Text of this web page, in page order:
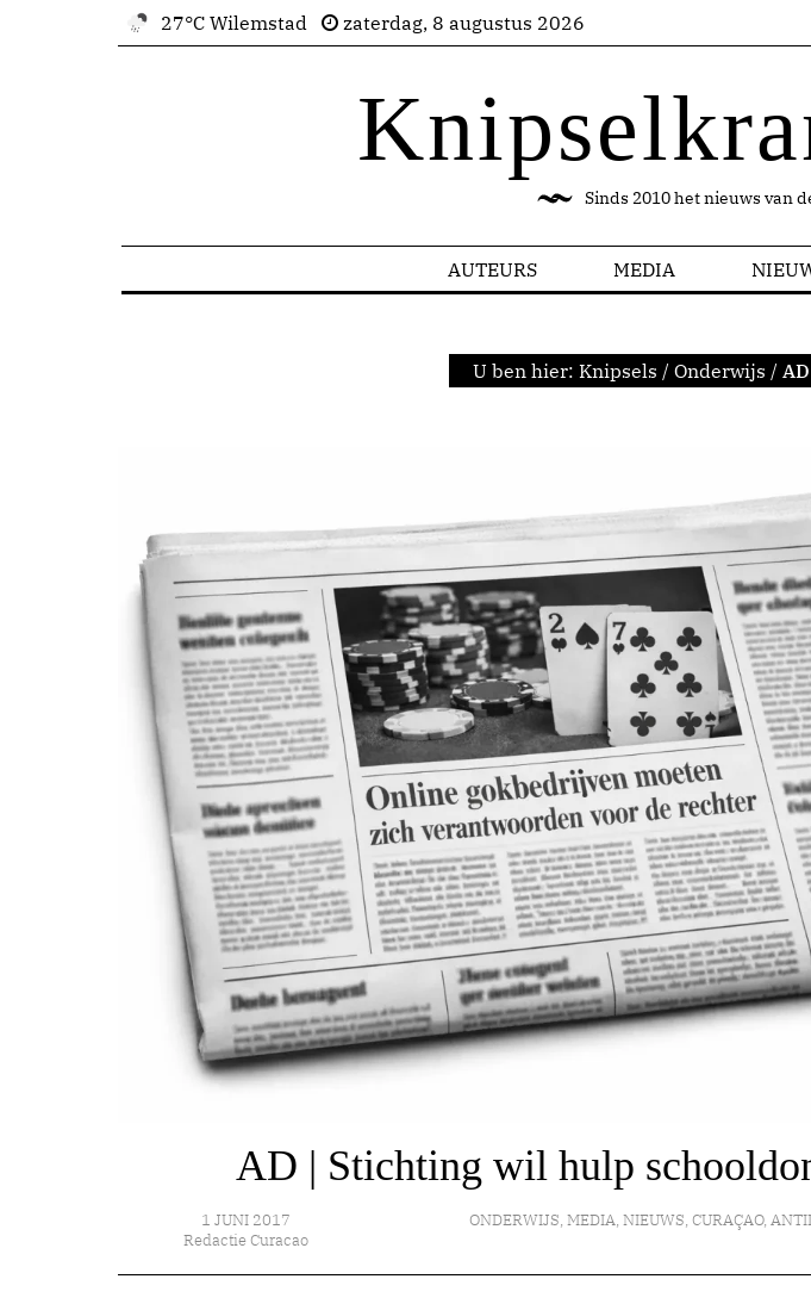
27°C Wilemstad zaterdag, 8 augustus 2026
Sinds 2010 het nieuws van
AUTEURS MEDIA
U ben hier: Knipsels / Onderwijs /
AD | Stichting wil hulp
1 JUNI 2017
Redactie Curacao
ONDERWIJS, MEDIA, NIEUWS, CURAÇAO,